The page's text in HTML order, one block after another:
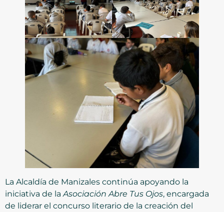
La Alcaldía de Manizales continúa apoyando la
iniciativa de la Asociación Abre Tus Ojos, encargada
de liderar el concurso literario de la creación del